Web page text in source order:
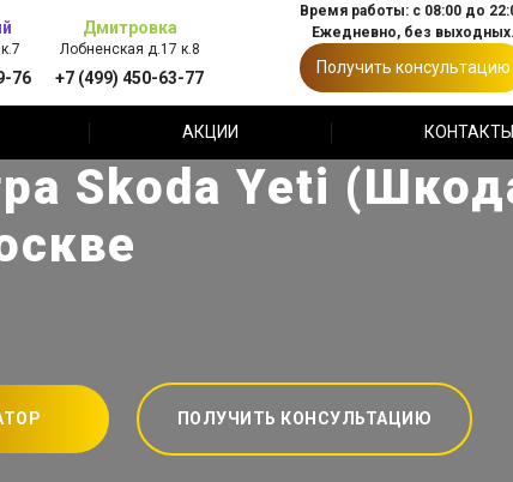
76
Дмитровка
Лобненская д.17 к.8
+7 (499) 450-63-77
Время работы: с 08:00 до
Ежедневно, без выходных.
Получить консультацию
АКЦИИ КОНТАКТЫ
Skoda Yeti
ПОЛУЧИТЬ КОНСУЛЬТАЦИЮ